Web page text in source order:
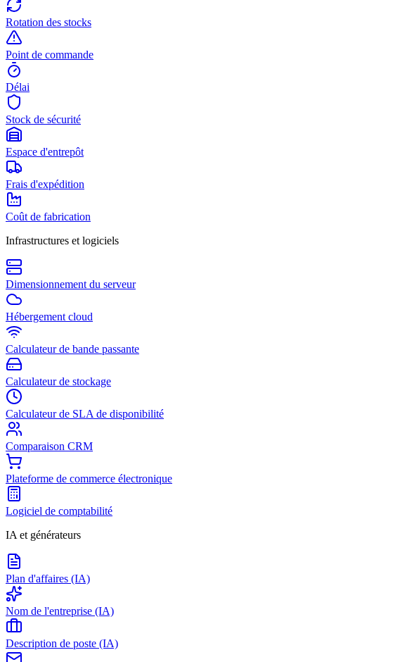
Rotation des stocks
Point de commande
Délai
Stock de sécurité
Espace d'entrepôt
Frais d'expédition
Coût de fabrication
Infrastructures et logiciels
Dimensionnement du serveur
Hébergement cloud
Calculateur de bande passante
Calculateur de stockage
Calculateur de SLA de disponibilité
Comparaison CRM
Plateforme de commerce électronique
Logiciel de comptabilité
IA et générateurs
Plan d'affaires (IA)
Nom de l'entreprise (IA)
Description de poste (IA)